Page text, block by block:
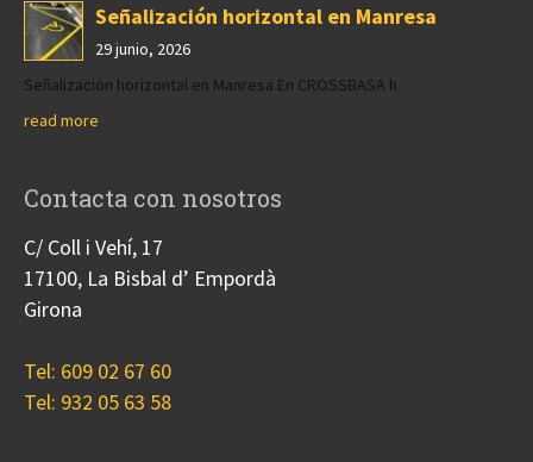
Señalización horizontal en Manresa
29 junio, 2026
Señalización horizontal en Manresa En CROSSBASA h
read more
Contacta con nosotros
C/ Coll i Vehí, 17
17100, La Bisbal d’ Empordà
Girona
Tel: 609 02 67 60
Tel: 932 05 63 58